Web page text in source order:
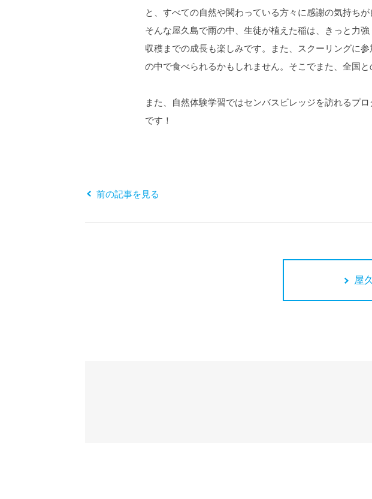
と、すべての自然や関わっている方々に感謝の気持ちが
そんな屋久島で雨の中、生徒が植えた稲は、きっと力強
収穫までの成長も楽しみです。また、スクーリングに
の中で食べられるかもしれません。そこでまた、全国
また、自然体験学習ではセンバスビレッジを訪れるプ
です！
前の記事を見る
屋